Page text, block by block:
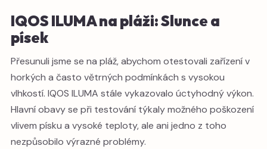
IQOS ILUMA na pláži: Slunce a
písek
Přesunuli jsme se na pláž, abychom otestovali zařízení v
horkých a často větrných podmínkách s vysokou
vlhkostí. IQOS ILUMA stále vykazovalo úctyhodný výkon.
Hlavní obavy se při testování týkaly možného poškození
vlivem písku a vysoké teploty, ale ani jedno z toho
nezpůsobilo výrazné problémy.